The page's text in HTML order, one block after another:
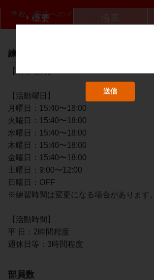
学校・部活へのメッセージ
概要 沿革
練習（場所・日程）
【活動場所】
【活動曜日】
月曜日：15:40〜18:00
火曜日：15:40〜18:00
水曜日：15:40〜18:00
木曜日：15:40〜18:00
金曜日：15:40〜18:00
土曜日：9:00〜12:00
日曜日：OFF
※練習時間は変更になる場合があります。
【活動時間】
平 日：2時間程度
週休日等：3時間程度
部員数